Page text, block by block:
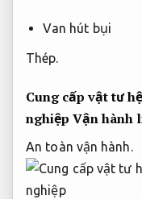
Van hút bụi
Thép.
Cung cấp vật tư
nghiệp Vận hành
An toàn vận hành.